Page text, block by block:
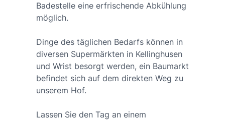
Badestelle eine erfrischende Abkühlung
möglich.
Dinge des täglichen Bedarfs können in
diversen Supermärkten in Kellinghusen
und Wrist besorgt werden, ein Baumarkt
befindet sich auf dem direkten Weg zu
unserem Hof.
Lassen Sie den Tag an einem